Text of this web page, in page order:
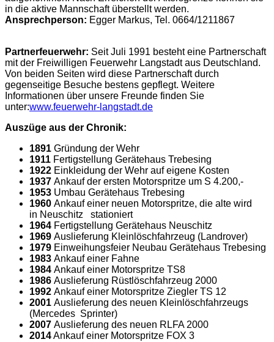
in die aktive Mannschaft überstellt werden.
Ansprechperson: Egger Markus, Tel. 0664/1211867
Partnerfeuerwehr: Seit Juli 1991 besteht eine Partnerschaft
mit der Freiwilligen Feuerwehr Langstadt aus Deutschland.
Von beiden Seiten wird diese Partnerschaft durch
gegenseitige Besuche bestens gepflegt. Weitere
Informationen über unsere Freunde finden Sie
unter:www.feuerwehr-langstadt.de
Auszüge aus der Chronik:
1891 Gründung der Wehr
1911 Fertigstellung Gerätehaus Trebesing
1922 Einkleidung der Wehr auf eigene Kosten
1937 Ankauf der ersten Motorspritze um S 4.200,-
1953 Umbau Gerätehaus Trebesing
1960 Ankauf einer neuen Motorspritze, die alte wird
in Neuschitz stationiert
1964 Fertigstellung Gerätehaus Neuschitz
1969 Auslieferung Kleinlöschfahrzeug (Landrover)
1979 Einweihungsfeier Neubau Gerätehaus Trebesing
1983 Ankauf einer Fahne
1984 Ankauf einer Motorspritze TS8
1986 Auslieferung Rüstlöschfahrzeug 2000
1992 Ankauf einer Motorspritze Ziegler TS 12
2001 Auslieferung des neuen Kleinlöschfahrzeugs
(Mercedes Sprinter)
2007 Auslieferung des neuen RLFA 2000
2014Ankauf einer Motorspritze FOX 3